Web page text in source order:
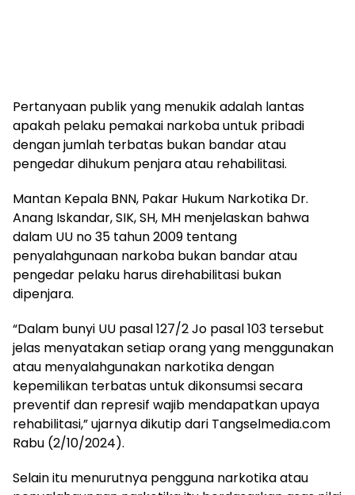
Pertanyaan publik yang menukik adalah lantas
apakah pelaku pemakai narkoba untuk pribadi
dengan jumlah terbatas bukan bandar atau
pengedar dihukum penjara atau rehabilitasi.
Mantan Kepala BNN, Pakar Hukum Narkotika Dr.
Anang Iskandar, SIK, SH, MH menjelaskan bahwa
dalam UU no 35 tahun 2009 tentang
penyalahgunaan narkoba bukan bandar atau
pengedar pelaku harus direhabilitasi bukan
dipenjara.
“Dalam bunyi UU pasal 127/2 Jo pasal 103 tersebut
jelas menyatakan setiap orang yang menggunakan
atau menyalahgunakan narkotika dengan
kepemilikan terbatas untuk dikonsumsi secara
preventif dan represif wajib mendapatkan upaya
rehabilitasi,” ujarnya dikutip dari Tangselmedia.com
Rabu (2/10/2024).
Selain itu menurutnya pengguna narkotika atau